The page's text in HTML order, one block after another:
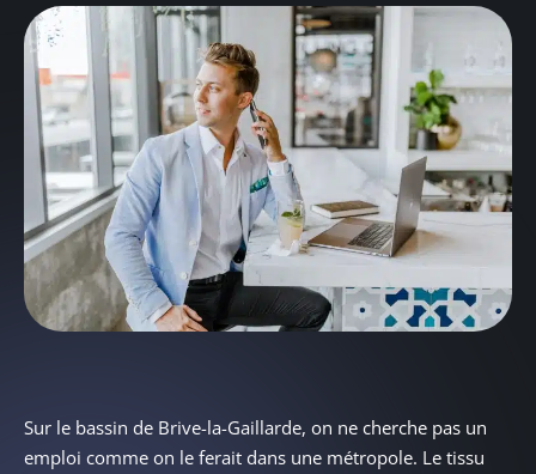
Sur le bassin de Brive-la-Gaillarde, on ne cherche pas un
emploi comme on le ferait dans une métropole. Le tissu